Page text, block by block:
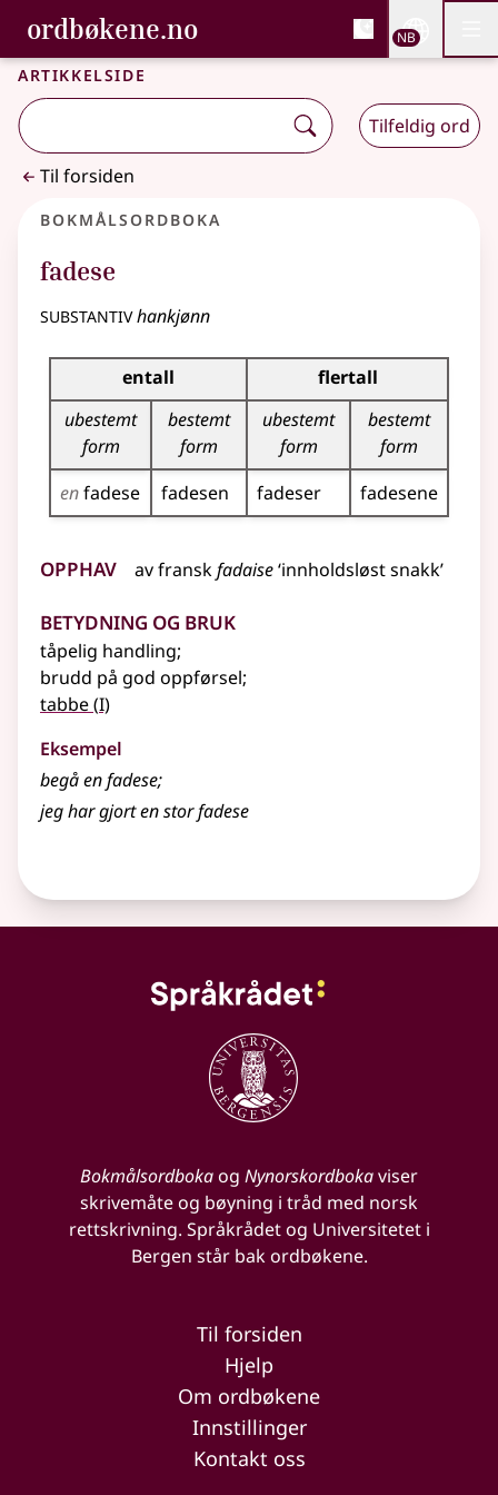
Gå til hovedinnhold
Tilgjengelighet
ordbøkene.no, Bokmålsordboka og
Bokmålsordboka og Nynorskordboka
NB
Artikkelside
Tilfeldig ord
Til forsiden
Bokmålsordboka
fadese
substantivhankjønn
Bøyingstabell for dette substantivet
entall
flertall
ubestemt
form
bestemt
form
ubestemt
form
bestemt
form
enfadese fadesen fadeser fadesene
Opphav avfranskfadaise‘innholdsløst snakk’
Betydning og bruk
tåpelig handling;
brudd på god oppførsel;
tabbe(1
I)
Eksempel
begå enfadese;
jeg har gjort en stor fadese
Bokmålsordbokaog Nynorskordbokaviser
skrivemåte og bøyning i tråd med norsk
rettskrivning. Språkrådet og Universitetet i
Bergen står bak ordbøkene.
Til forsiden
Hjelp
Om ordbøkene
Innstillinger
Kontakt oss